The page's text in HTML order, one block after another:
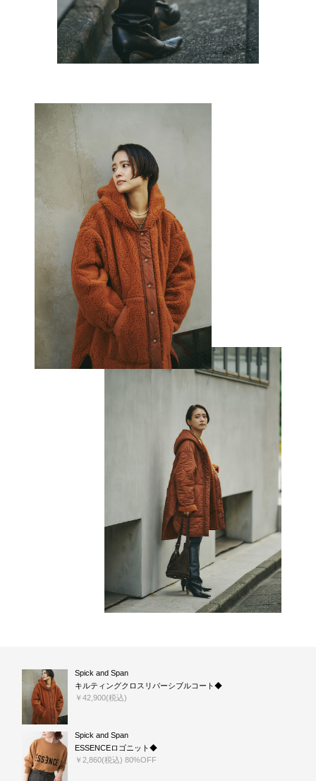
Spick and Span
キルティングクロスリバーシブルコート◆
￥42,900(税込)
Spick and Span
ESSENCEロゴニット◆
￥2,860(税込) 80%OFF